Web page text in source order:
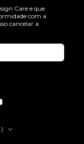
Care e que
com a
cancelar a